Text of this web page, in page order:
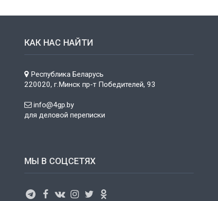
КАК НАС НАЙТИ
Республика Беларусь
220020, г.Минск пр-т Победителей, 93
info@4gp.by
для деловой переписки
МЫ В СОЦСЕТЯХ